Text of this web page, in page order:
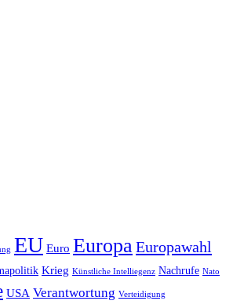
EU Euro EuropaEuropawahl
Krieg Künstliche Intelliegenz Nachrufe Nato
USA Verantwortung Verteidigung